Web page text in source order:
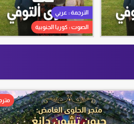
الترجمة : عربي
الصوت : كوريا الجنوبية